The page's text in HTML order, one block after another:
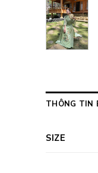
THÔNG TIN
SIZE